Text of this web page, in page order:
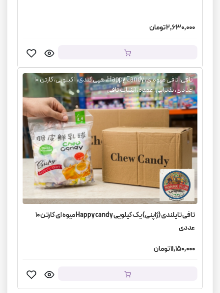
2,630,000 تومان
تافی، تافی میوه‌ای، Happy Candy، هپی کندی، ۱ کیلویی، کارتن ۱۰
عددی، پذیرایی، عمده، آبنبات تافی
تافی تایلندی (ژاپنی) یک کیلویی Happy candy میوه ای کارتن 10
عددی
11,150,000 تومان